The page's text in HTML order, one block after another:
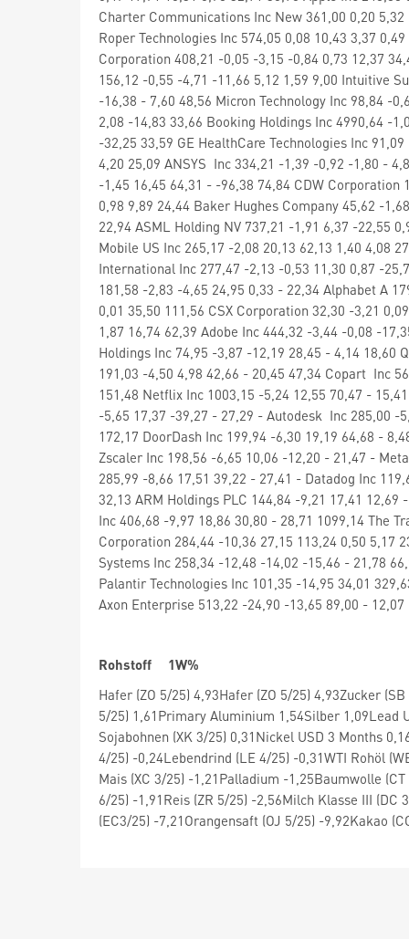
Charter Communications Inc New 361,00 0,20
Roper Technologies Inc 574,05 0,08 10,43 3,37
Corporation 408,21 -0,05 -3,15 -0,84 0,73 12,37
156,12 -0,55 -4,71 -11,66 5,12 1,59 9,00 Intuitive
-16,38 - 7,60 48,56 Micron Technology Inc 98,84 -
2,08 -14,83 33,66 Booking Holdings Inc 4990,64 -
-32,25 33,59 GE HealthCare Technologies Inc
4,20 25,09 ANSYS Inc 334,21 -1,39 -0,92 -1,80 -
-1,45 16,45 64,31 - -96,38 74,84 CDW
0,98 9,89 24,44 Baker Hughes Company 45,62 -
22,94 ASML Holding NV 737,21 -1,91 6,37 -22,55
Mobile US Inc 265,17 -2,08 20,13 62,13 1,40 4,08
International Inc 277,47 -2,13 -0,53 11,30 0,87 -
181,58 -2,83 -4,65 24,95 0,33 - 22,34 Alphabet A
0,01 35,50 111,56 CSX Corporation 32,30 -3,21
1,87 16,74 62,39 Adobe Inc 444,32 -3,44 -0,08 -
Holdings Inc 74,95 -3,87 -12,19 28,45 - 4,14 18,60
191,03 -4,50 4,98 42,66 - 20,45 47,34 Copart Inc
151,48 Netflix Inc 1003,15 -5,24 12,55 70,47 -
-5,65 17,37 -39,27 - 27,29 - Autodesk Inc 285,00 -
172,17 DoorDash Inc 199,94 -6,30 19,19 64,68 -
Zscaler Inc 198,56 -6,65 10,06 -12,20 - 21,47 -
285,99 -8,66 17,51 39,22 - 27,41 - Datadog Inc
32,13 ARM Holdings PLC 144,84 -9,21 17,41
Inc 406,68 -9,97 18,86 30,80 - 28,71 1099,14 The
Corporation 284,44 -10,36 27,15 113,24 0,50 5,17
Systems Inc 258,34 -12,48 -14,02 -15,46 - 21,78
Palantir Technologies Inc 101,35 -14,95 34,01
Axon Enterprise 513,22 -24,90 -13,65 89,00 - 12,07
Rohstoff 1W%
Hafer (ZO 5/25) 4,93Hafer (ZO 5/25) 4,93Zucker
5/25) 1,61Primary Aluminium 1,54Silber 1,09Lead
Sojabohnen (XK 3/25) 0,31Nickel USD 3 Months
4/25) -0,24Lebendrind (LE 4/25) -0,31WTI Rohöl
Mais (XC 3/25) -1,21Palladium -1,25Baumwolle
6/25) -1,91Reis (ZR 5/25) -2,56Milch Klasse III
(EC3/25) -7,21Orangensaft (OJ 5/25) -9,92Kakao